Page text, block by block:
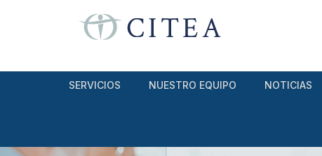
SERVICIOS NUESTRO EQUIPO NOTICIAS